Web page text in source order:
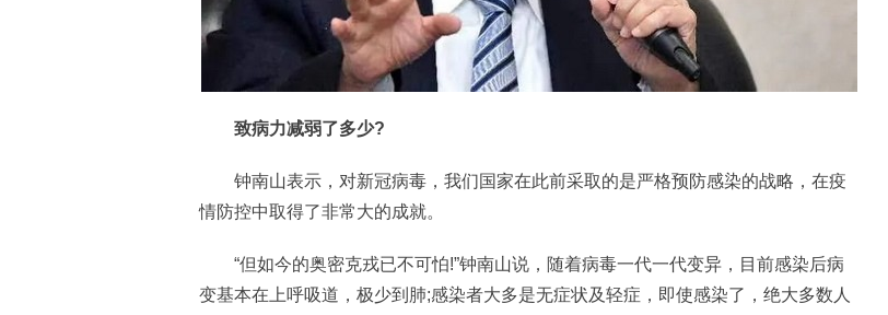
致病力减弱了多少?
钟南山表示，对新冠病毒，我们国家在此前采取的是严格预防感染的战略，在疫
情防控中取得了非常大的成就。
“但如今的奥密克戎已不可怕!”钟南山说，随着病毒一代一代变异，目前感染后病
变基本在上呼吸道，极少到肺;感染者大多是无症状及轻症，即使感染了，绝大多数人